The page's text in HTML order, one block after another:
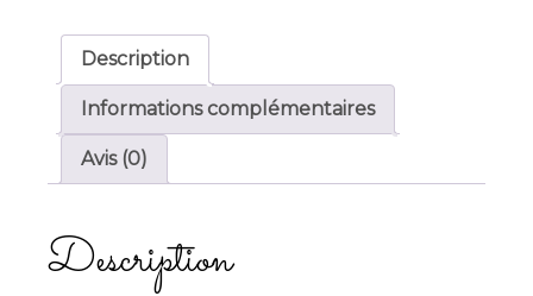
Description
Informations complémentaires
Avis (0)
Description